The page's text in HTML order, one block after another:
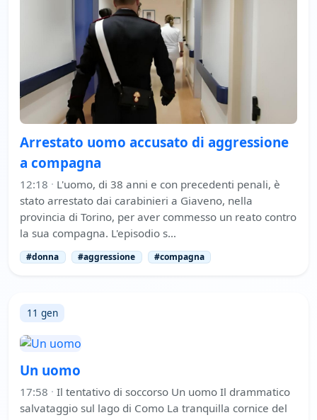
Arrestato uomo accusato di aggressione
a compagna
12:18 · L'uomo, di 38 anni e con precedenti penali, è
stato arrestato dai carabinieri a Giaveno, nella
provincia di Torino, per aver commesso un reato contro
la sua compagna. L'episodio s…
#donna #aggressione #compagna
11 gen
Un uomo
17:58 · Il tentativo di soccorso Un uomo Il drammatico
salvataggio sul lago di Como La tranquilla cornice del